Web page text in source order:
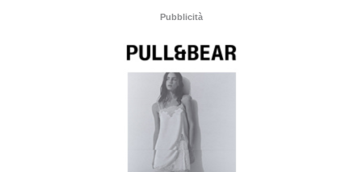
Pubblicità